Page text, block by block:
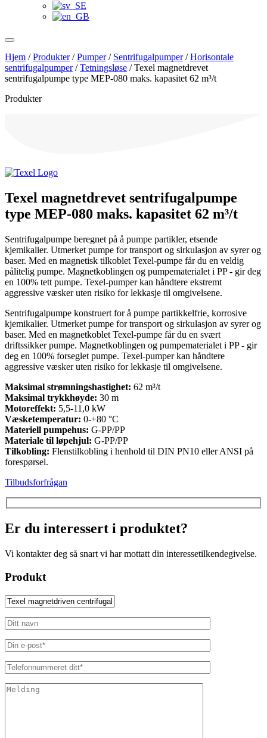
Hjem /Produkter/Pumper/ Sentrifugalpumper/Horisontale
sentrifugalpumper/Tetningsløse /Texel magnetdrevet
sentrifugalpumpe type MEP-080 maks. kapasitet 62 m³/t
Produkter
Texel magnetdrevet sentrifugalpumpe
type MEP-080 maks. kapasitet 62 m³/t
Sentrifugalpumpe beregnet på å pumpe partikler, etsende
kjemikalier. Utmerket pumpe for transport og sirkulasjon av syrer og
baser. Med en magnetisk tilkoblet Texel-pumpe får du en veldig
pålitelig pumpe. Magnetkoblingen og pumpematerialet i PP - gir deg
en 100% tett pumpe. Texel-pumper kan håndtere ekstremt
aggressive væsker uten risiko for lekkasje til omgivelsene.
Sentrifugalpumpe konstruert for å pumpe partikkelfrie, korrosive
kjemikalier. Utmerket pumpe for transport og sirkulasjon av syrer og
baser. Med en magnetkoblet Texel-pumpe får du en svært
driftssikker pumpe. Magnetkoblingen og pumpematerialet i PP - gir
deg en 100% forseglet pumpe. Texel-pumper kan håndtere
aggressive væsker uten risiko for lekkasje til omgivelsene.
Maksimal strømningshastighet: 62 m³/t
Maksimal trykkhøyde: 30 m
Motoreffekt: 5,5-11,0 kW
Væsketemperatur: 0-+80 °C
Materiell pumpehus: G-PP/PP
Materiale til løpehjul: G-PP/PP
Tilkobling: Flenstilkobling i henhold til DIN PN10 eller ANSI på
forespørsel.
Tilbudsforfrågan
Er du interessert i produktet?
Vi kontakter deg så snart vi har mottatt din interessetilkendegivelse.
Produkt